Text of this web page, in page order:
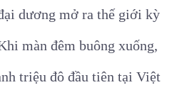
dương mở ra thế giới kỳ
màn đêm buông xuống,
triệu đô đầu tiên tại Việt